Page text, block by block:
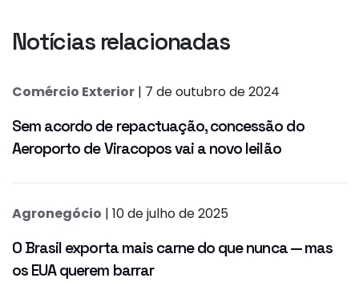
Notícias relacionadas
Comércio Exterior | 7 de outubro de 2024
Sem acordo de repactuação, concessão do
Aeroporto de Viracopos vai a novo leilão
Agronegócio | 10 de julho de 2025
O Brasil exporta mais carne do que nunca — mas
os EUA querem barrar